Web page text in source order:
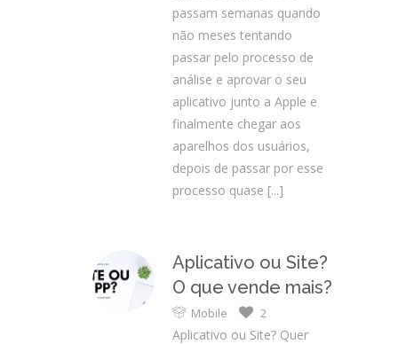
passam semanas quando
não meses tentando
passar pelo processo de
análise e aprovar o seu
aplicativo junto a Apple e
finalmente chegar aos
aparelhos dos usuários,
depois de passar por esse
processo quase [...]
Aplicativo ou Site?
O que vende mais?
Mobile 2
Aplicativo ou Site? Quer